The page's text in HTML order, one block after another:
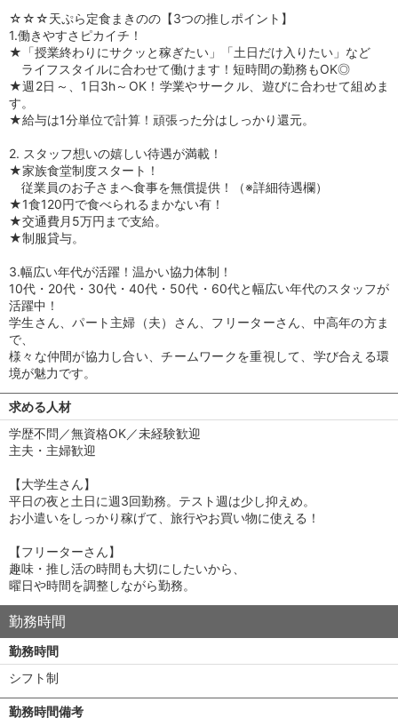
☆☆☆天ぷら定食まきのの【3つの推しポイント】
1.働きやすさピカイチ！
★「授業終わりにサクッと稼ぎたい」「土日だけ入りたい」など
ライフスタイルに合わせて働けます！短時間の勤務もOK◎
★週2日～、1日3h～OK！学業やサークル、遊びに合わせて組めま
す。
★給与は1分単位で計算！頑張った分はしっかり還元。
2. スタッフ想いの嬉しい待遇が満載！
★家族食堂制度スタート！
従業員のお子さまへ食事を無償提供！（※詳細待遇欄）
★1食120円で食べられるまかない有！
★交通費月5万円まで支給。
★制服貸与。
3.幅広い年代が活躍！温かい協力体制！
10代・20代・30代・40代・50代・60代と幅広い年代のスタッフが
活躍中！
学生さん、パート主婦（夫）さん、フリーターさん、中高年の方ま
で、
様々な仲間が協力し合い、チームワークを重視して、学び合える環
境が魅力です。
求める人材
学歴不問／無資格OK／未経験歓迎
主夫・主婦歓迎
【大学生さん】
平日の夜と土日に週3回勤務。テスト週は少し抑えめ。
お小遣いをしっかり稼げて、旅行やお買い物に使える！
【フリーターさん】
趣味・推し活の時間も大切にしたいから、
曜日や時間を調整しながら勤務。
勤務時間
勤務時間
シフト制
勤務時間備考